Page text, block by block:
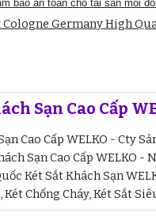
bảo an toàn cho tài sản mỗi
Cologne Germany High
Sạn Cao Cấp
Cao Cấp WELKO - Cty
Sạn Cao Cấp WELKO -
Két Sắt Khách Sạn
Chống Cháy, Két Sắt